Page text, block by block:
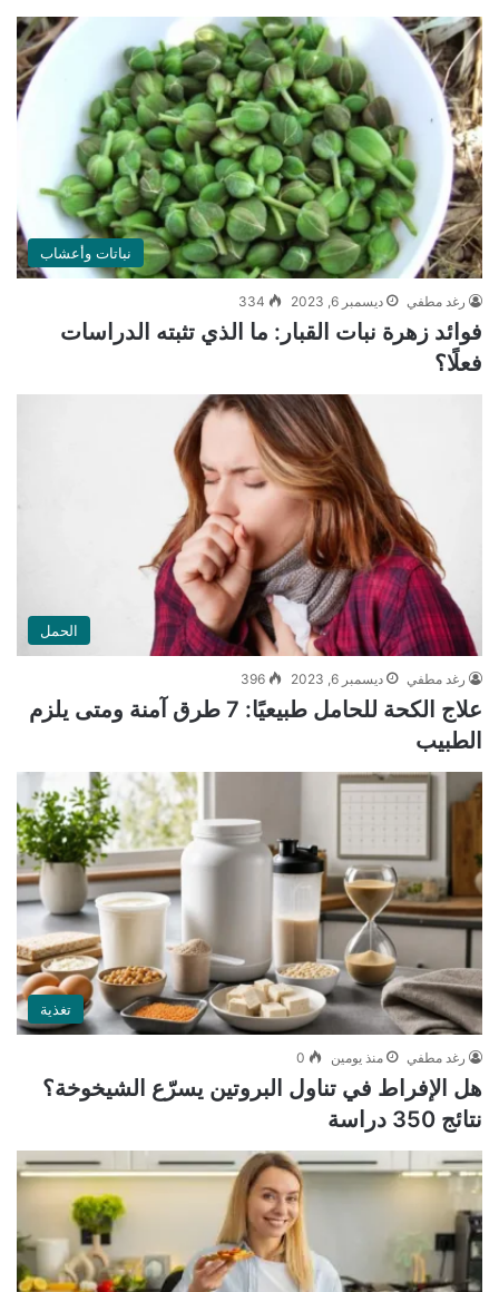
نباتات وأعشاب
رغد مطفي ديسمبر 6, 2023 334
فوائد زهرة نبات القبار: ما الذي تثبته الدراسات
فعلًا؟
الحمل
رغد مطفي ديسمبر 6, 2023 396
علاج الكحة للحامل طبيعيًا: 7 طرق آمنة ومتى يلزم
الطبيب
تغذية
رغد مطفي منذ يومين 0
هل الإفراط في تناول البروتين يسرّع الشيخوخة؟
نتائج 350 دراسة